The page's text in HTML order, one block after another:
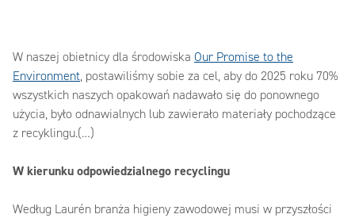
W naszej obietnicy dla środowiska Our Promise to the
Environment, postawiliśmy sobie za cel, aby do 2025 roku 70%
wszystkich naszych opakowań nadawało się do ponownego
użycia, było odnawialnych lub zawierało materiały pochodzące
z recyklingu.(…)
W kierunku odpowiedzialnego recyclingu
Według Laurén branża higieny zawodowej musi w przyszłości